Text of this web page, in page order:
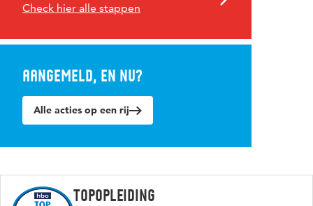
Check hier alle stappen
Aangemeld, en nu?
Alle acties op een rij
Topopleiding